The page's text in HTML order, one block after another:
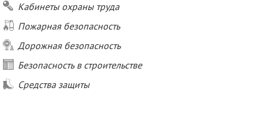
Кабинеты охраны труда
Пожарная безопасность
Дорожная безопасность
Безопасность в строительстве
Средства защиты